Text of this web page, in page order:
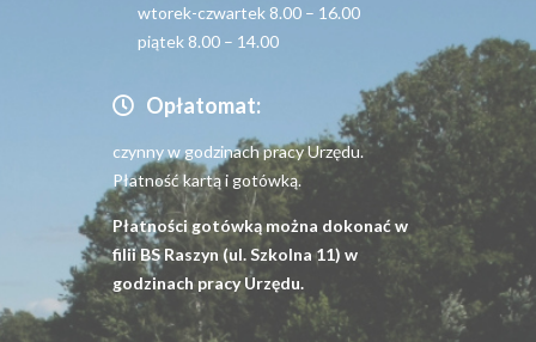
wtorek-czwartek 8.00 – 16.00
piątek 8.00 – 14.00
Opłatomat:
czynny w godzinach pracy Urzędu.
Płatność kartą i gotówką.
Płatności gotówką można dokonać w
filii BS Raszyn (ul. Szkolna 11) w
godzinach pracy Urzędu.